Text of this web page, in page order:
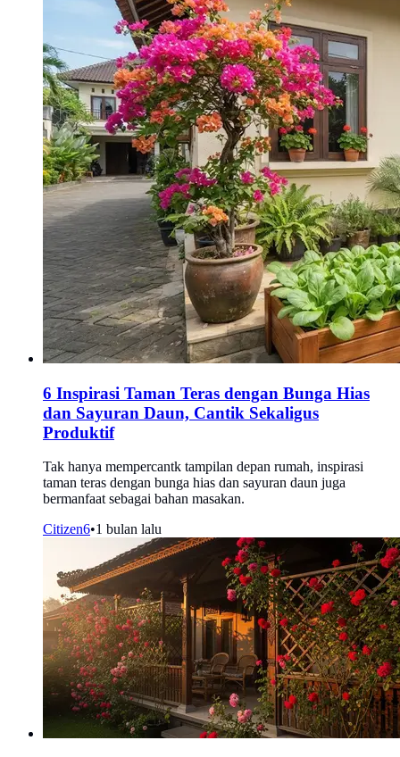
6 Inspirasi Taman Teras dengan Bunga Hias
dan Sayuran Daun, Cantik Sekaligus
Produktif
Tak hanya mempercantk tampilan depan rumah, inspirasi
taman teras dengan bunga hias dan sayuran daun juga
bermanfaat sebagai bahan masakan.
Citizen6•1 bulan lalu